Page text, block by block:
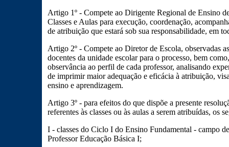
Artigo 1º - Compete ao Dirigente Regional de Ensino
Classes e Aulas para execução, coordenação,
de atribuição que estará sob sua responsabilidade, em
Artigo 2º - Compete ao Diretor de Escola, observadas
docentes da unidade escolar para o processo, bem
observância ao perfil de cada professor, analisando
de imprimir maior adequação e eficácia à atribuição,
ensino e aprendizagem.
Artigo 3º - para efeitos do que dispõe a presente
referentes às classes ou às aulas a serem atribuídas, os
I - classes do Ciclo I do Ensino Fundamental - campo
Professor Educação Básica I;